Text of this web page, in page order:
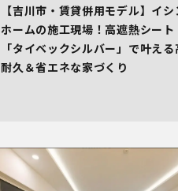
【吉川市・賃貸併用モデル】イシ
ホームの施工現場！高遮熱シート
「タイベックシルバー」で叶える
耐久＆省エネな家づくり